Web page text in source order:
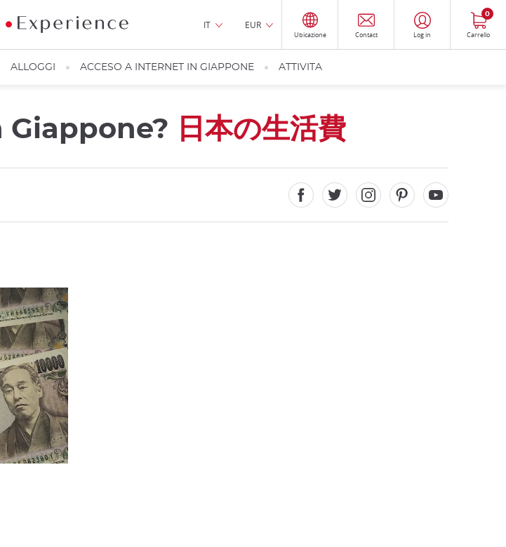
IT EUR
Ubicazione Contact Log in Carrello
0
ALLOGGI ACCESO A INTERNET IN GIAPPONE ATTIVITA
日本の生活費